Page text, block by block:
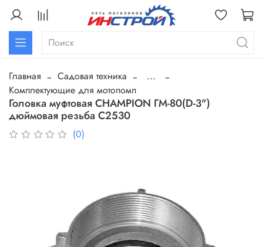
Главная Садовая техника
...
Комплектующие для мотопомп
Головка муфтовая CHAMPION ГМ-80(D-3")
дюймовая резьба C2530
(0)